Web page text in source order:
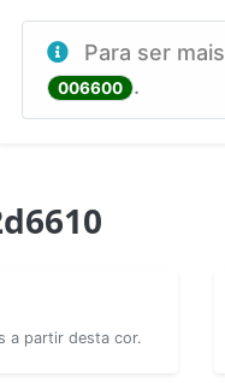
Para ser mais
006600 .
a partir desta cor.